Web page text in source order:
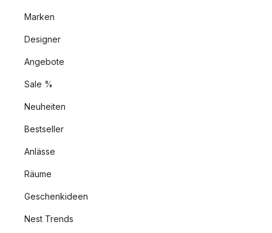
Marken
Designer
Angebote
Sale %
Neuheiten
Bestseller
Anlässe
Räume
Geschenkideen
Nest Trends